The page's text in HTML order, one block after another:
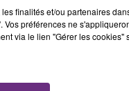
finalités et/ou partenaires
préférences ne
via le lien "Gérer les cookies"